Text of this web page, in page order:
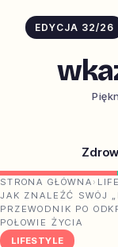
EDYCJA 32/26
STRONA GŁÓWNA ›
JAK ZNALEŹĆ SWÓJ
PRZEWODNIK PO
POŁOWIE ŻYCIA
LIFESTYLE